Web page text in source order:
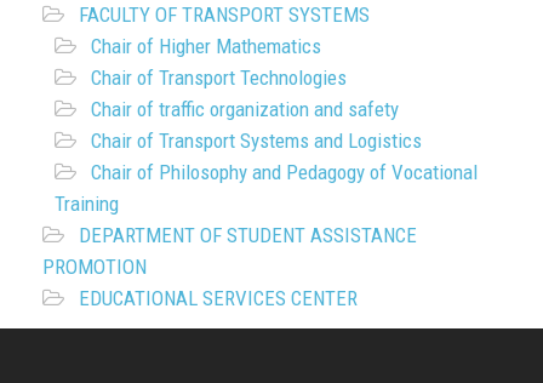
FACULTY OF TRANSPORT SYSTEMS
Chair of Higher Mathematics
Chair of Transport Technologies
Chair of traffic organization and safety
Chair of Transport Systems and Logistics
Chair of Philosophy and Pedagogy of Vocational
Training
DEPARTMENT OF STUDENT ASSISTANCE
PROMOTION
EDUCATIONAL SERVICES CENTER